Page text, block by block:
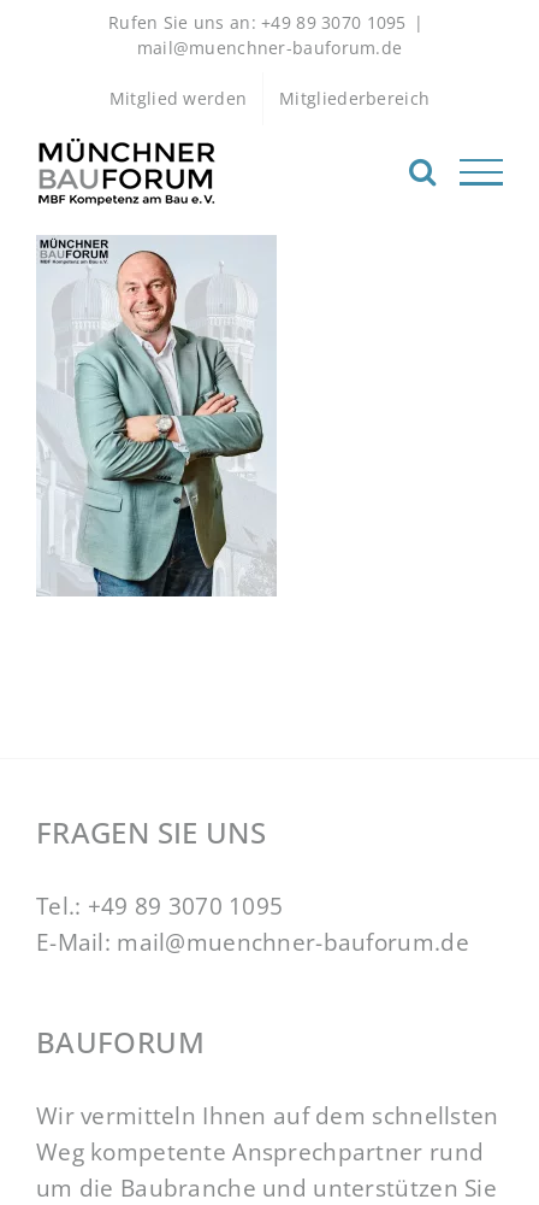
Rufen Sie uns an: +49 89 3070 1095 |
mail@muenchner-bauforum.de
Mitglied werden Mitgliederbereich
FRAGEN SIE UNS
Tel.: +49 89 3070 1095
E-Mail: mail@muenchner-bauforum.de
BAUFORUM
Wir vermitteln Ihnen auf dem schnellsten
Weg kompetente Ansprechpartner rund
um die Baubranche und unterstützen Sie